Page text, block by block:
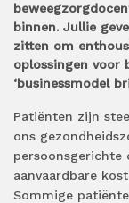
binnen. Jullie
zitten om
oplossingen voor
‘businessmodel
Patiënten zijn
ons
persoonsgerichte
aanvaardbare
Sommige